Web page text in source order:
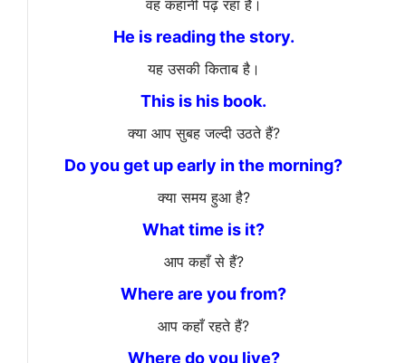
वह कहानी पढ़ रहा है।
He is reading the story.
यह उसकी किताब है।
This is his book.
क्या आप सुबह जल्दी उठते हैं?
Do you get up early in the morning?
क्या समय हुआ है?
What time is it?
आप कहाँ से हैं?
Where are you from?
आप कहाँ रहते हैं?
Where do you live?